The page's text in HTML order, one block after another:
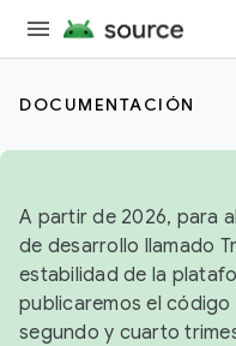
DOCUMENTACIÓN
A partir de 2026, para
de desarrollo llamado
estabilidad de la
publicaremos el código
segundo y cuarto